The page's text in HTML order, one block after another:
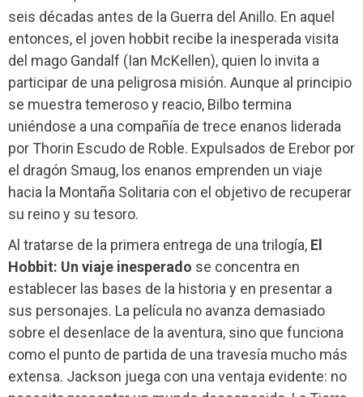
seis décadas antes de la Guerra del Anillo. En aquel
entonces, el joven hobbit recibe la inesperada visita
del mago Gandalf (Ian McKellen), quien lo invita a
participar de una peligrosa misión. Aunque al principio
se muestra temeroso y reacio, Bilbo termina
uniéndose a una compañía de trece enanos liderada
por Thorin Escudo de Roble. Expulsados de Erebor por
el dragón Smaug, los enanos emprenden un viaje
hacia la Montaña Solitaria con el objetivo de recuperar
su reino y su tesoro.
Al tratarse de la primera entrega de una trilogía, El
Hobbit: Un viaje inesperado se concentra en
establecer las bases de la historia y en presentar a
sus personajes. La película no avanza demasiado
sobre el desenlace de la aventura, sino que funciona
como el punto de partida de una travesía mucho más
extensa. Jackson juega con una ventaja evidente: no